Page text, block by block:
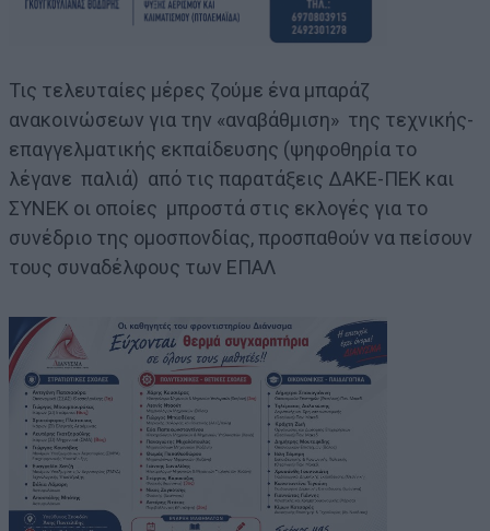
Τις τελευταίες μέρες ζούμε ένα μπαράζ
ανακοινώσεων για την «αναβάθμιση» της τεχνικής-
επαγγελματικής εκπαίδευσης (ψηφοθηρία το
λέγανε παλιά) από τις παρατάξεις ΔΑΚΕ-ΠΕΚ και
ΣΥΝΕΚ οι οποίες μπροστά στις εκλογές για το
συνέδριο της ομοσπονδίας, προσπαθούν να πείσουν
τους συναδέλφους των ΕΠΑΛ